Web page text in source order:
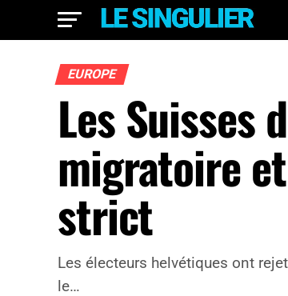
EUROPE
Les Suisses
migratoire
strict
Les électeurs helvétiques ont
le…